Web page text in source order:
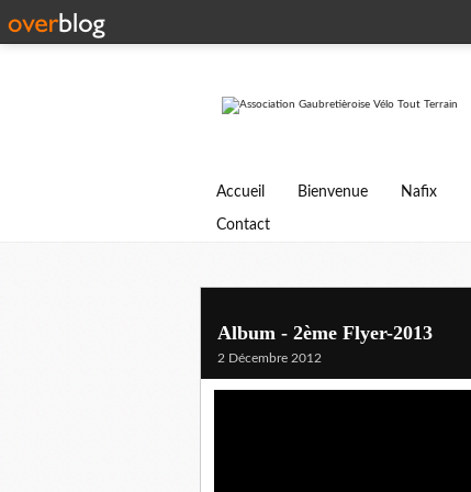
Accueil Bienvenue Nafix
Contact
Album - 2ème Flyer-2013
2 Décembre 2012